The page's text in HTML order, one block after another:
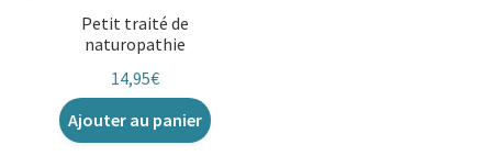
Petit traité de
naturopathie
14,95€
Ajouter au panier